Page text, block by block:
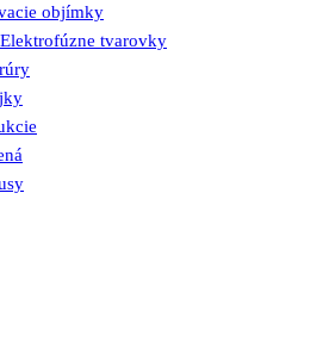
objímky
tvarovky